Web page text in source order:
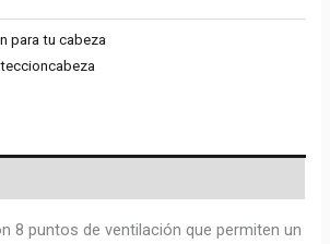
para tu cabeza
8 puntos de ventilación que permiten un